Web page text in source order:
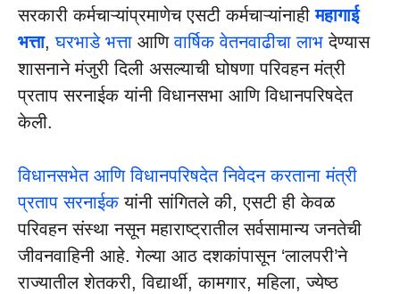
सरकारी कर्मचाऱ्यांप्रमाणेच एसटी कर्मचाऱ्यांनाहीमहागाई
भत्ता,घरभाडे भत्ता आणिवार्षिक वेतनवाढीचा लाभ देण्यास
शासनाने मंजुरी दिली असल्याची घोषणा परिवहन मंत्री
प्रताप सरनाईक यांनी विधानसभा आणि विधानपरिषदेत
केली.
विधानसभेत आणि विधानपरिषदेत निवेदन करताना मंत्री
प्रताप सरनाईकयांनी सांगितले की, एसटी ही केवळ
परिवहन संस्था नसून महाराष्ट्रातील सर्वसामान्य जनतेची
जीवनवाहिनी आहे. गेल्या आठ दशकांपासून ‘लालपरी’ने
राज्यातील शेतकरी, विद्यार्थी, कामगार, महिला, ज्येष्ठ